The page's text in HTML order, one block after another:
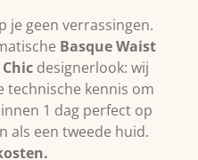
je geen verrassingen.
Basque Waist
designerlook: wij
technische kennis om
1 dag perfect op
als een tweede huid.